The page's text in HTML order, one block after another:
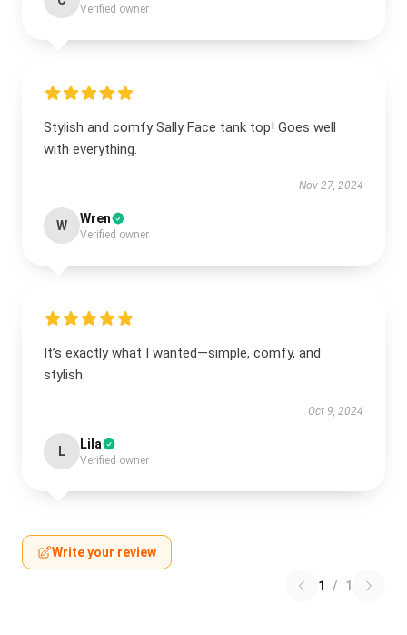
Verified owner
Stylish and comfy Sally Face tank top! Goes well
with everything.
Nov 27, 2024
W Wren
Verified owner
It’s exactly what I wanted—simple, comfy, and
stylish.
Oct 9, 2024
L Lila
Verified owner
Write your review
1 / 1